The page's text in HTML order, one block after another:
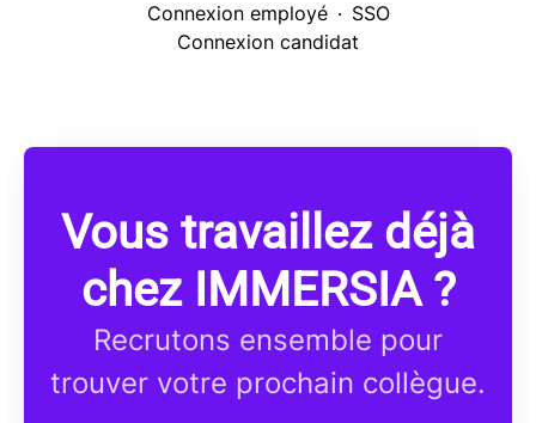
Connexion employé · SSO
Connexion candidat
Vous travaillez déjà
chez IMMERSIA ?
Recrutons ensemble pour
trouver votre prochain collègue.